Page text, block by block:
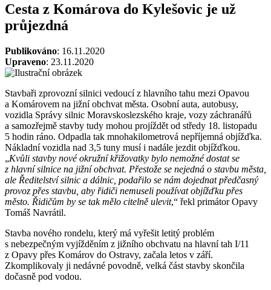
Cesta z Komárova do Kylešovic je už
průjezdná
Publikováno: 16.11.2020
Upraveno: 23.11.2020
Stavbaři zprovozní silnici vedoucí z hlavního tahu mezi Opavou
a Komárovem na jižní obchvat města. Osobní auta, autobusy,
vozidla Správy silnic Moravskoslezského kraje, vozy záchranářů
a samozřejmě stavby tudy mohou projíždět od středy 18. listopadu
5 hodin ráno. Odpadla tak mnohakilometrová nepříjemná objížďka.
Nákladní vozidla nad 3,5 tuny musí i nadále jezdit objížďkou.
„Kvůli stavby nové okružní křižovatky bylo nemožné dostat se
z hlavní silnice na jižní obchvat. Přestože se nejedná o stavbu města,
ale Ředitelství silnic a dálnic, podařilo se nám dojednat předčasný
provoz přes stavbu, aby řidiči nemuseli používat objížďku přes
město. Řidičům by se tak mělo citelně ulevit,“ řekl primátor Opavy
Tomáš Navrátil.
Stavba nového rondelu, který má vyřešit letitý problém
s nebezpečným vyjížděním z jižního obchvatu na hlavní tah I/11
z Opavy přes Komárov do Ostravy, začala letos v září.
Zkomplikovaly ji nedávné povodně, velká část stavby skončila
dočasně pod vodou.